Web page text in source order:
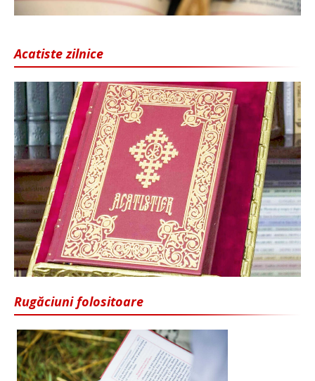
Acatiste zilnice
Rugăciuni folositoare